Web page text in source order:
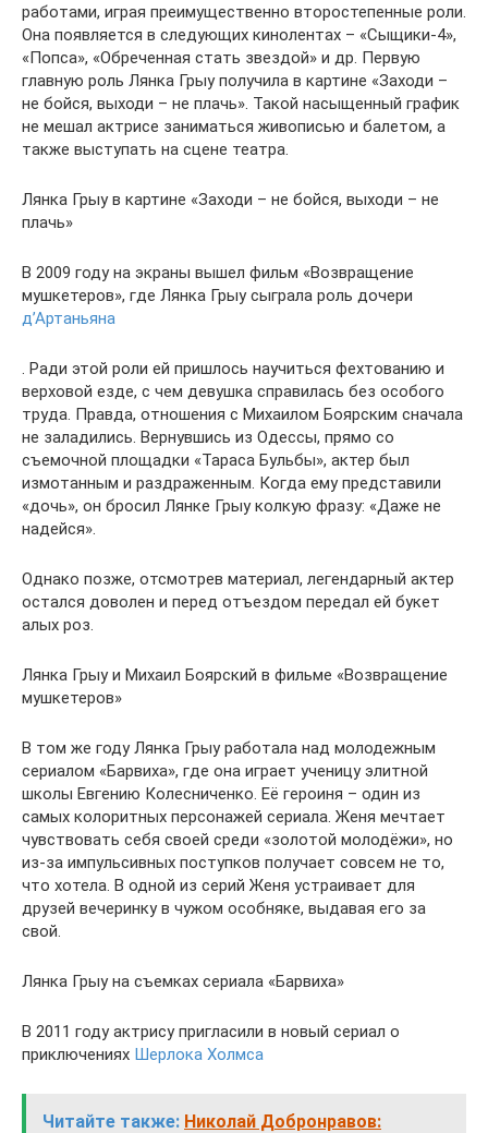
работами, играя преимущественно второстепенные роли.
Она появляется в следующих кинолентах – «Сыщики-4»,
«Попса», «Обреченная стать звездой» и др. Первую
главную роль Лянка Грыу получила в картине «Заходи –
не бойся, выходи – не плачь». Такой насыщенный график
не мешал актрисе заниматься живописью и балетом, а
также выступать на сцене театра.
Лянка Грыу в картине «Заходи – не бойся, выходи – не
плачь»
В 2009 году на экраны вышел фильм «Возвращение
мушкетеров», где Лянка Грыу сыграла роль дочери
д’Артаньяна
. Ради этой роли ей пришлось научиться фехтованию и
верховой езде, с чем девушка справилась без особого
труда. Правда, отношения с Михаилом Боярским сначала
не заладились. Вернувшись из Одессы, прямо со
съемочной площадки «Тараса Бульбы», актер был
измотанным и раздраженным. Когда ему представили
«дочь», он бросил Лянке Грыу колкую фразу: «Даже не
надейся».
Однако позже, отсмотрев материал, легендарный актер
остался доволен и перед отъездом передал ей букет
алых роз.
Лянка Грыу и Михаил Боярский в фильме «Возвращение
мушкетеров»
В том же году Лянка Грыу работала над молодежным
сериалом «Барвиха», где она играет ученицу элитной
школы Евгению Колесниченко. Её героиня – один из
самых колоритных персонажей сериала. Женя мечтает
чувствовать себя своей среди «золотой молодёжи», но
из-за импульсивных поступков получает совсем не то,
что хотела. В одной из серий Женя устраивает для
друзей вечеринку в чужом особняке, выдавая его за
свой.
Лянка Грыу на съемках сериала «Барвиха»
В 2011 году актрису пригласили в новый сериал о
приключениях Шерлока Холмса
Читайте также: Николай Добронравов: